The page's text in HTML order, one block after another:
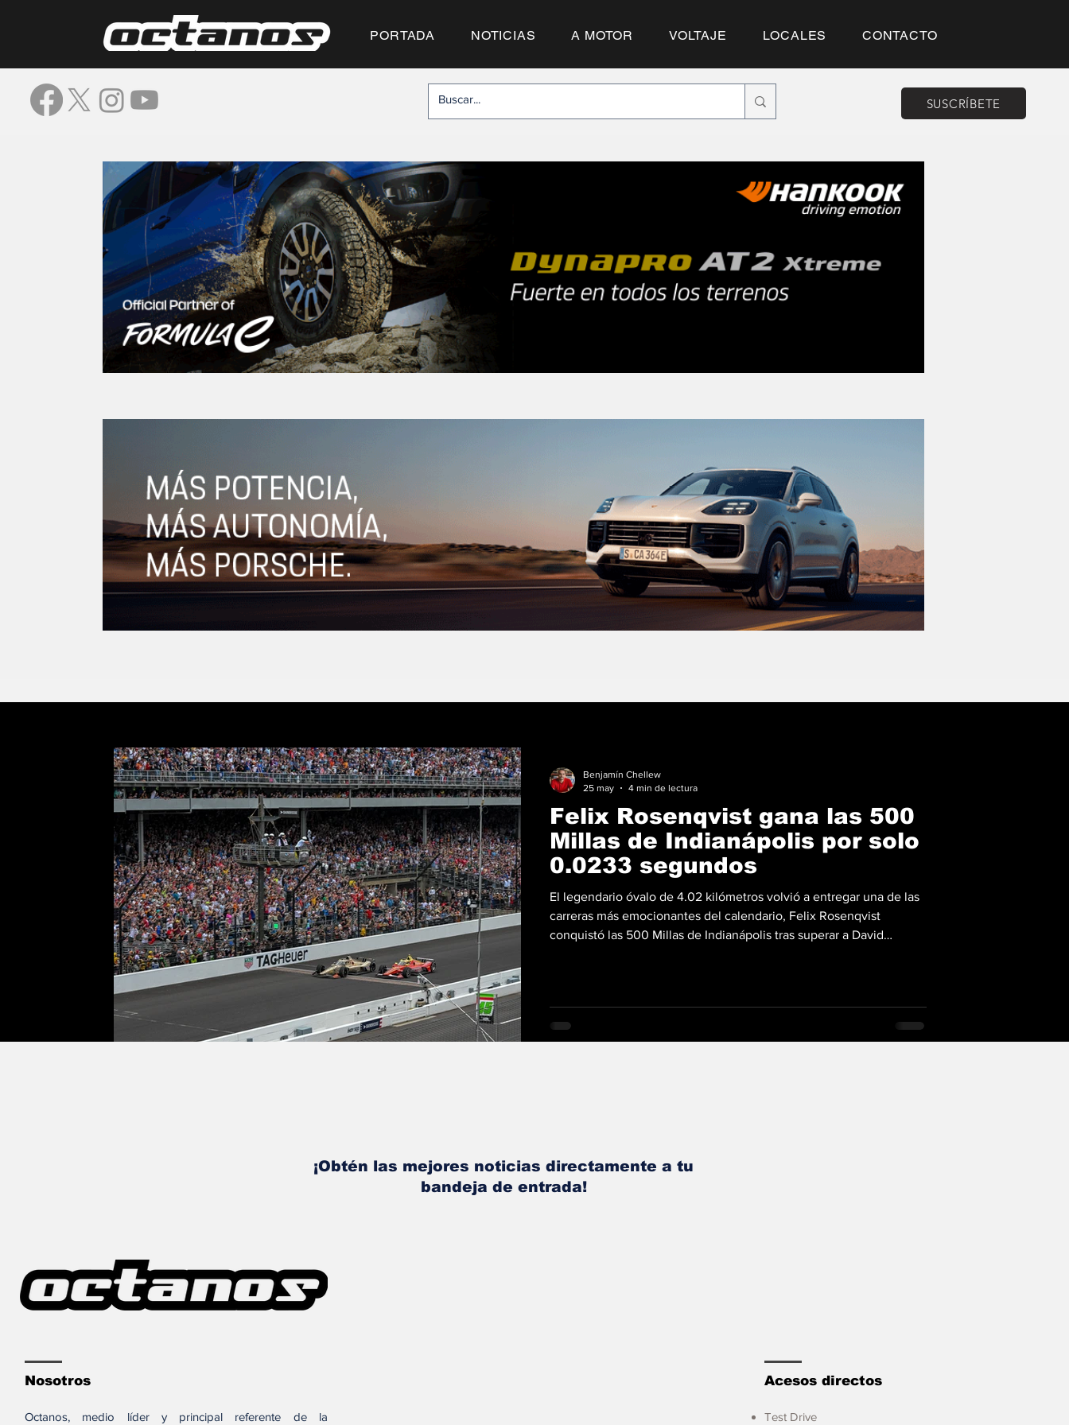
PORTADA NOTICIAS A MOTOR VOLTAJE LOCALES CONTACTO
SUSCRÍBETE
Felix Rosenqvist gana las 500
Millas de Indianápolis por solo
0.0233 segundos
El legendario óvalo de 4.02 kilómetros volvió a entregar una de las
carreras más emocionantes del calendario, Felix Rosenqvist
conquistó las 500 Millas de Indianápolis tras superar a David
Racing ejecutó una maniobra magistral en la última vuelta de la
edición 110. Al salir de la curva 4
Benjamín Chellew
25 may
4 min de lectura
¡Obtén las mejores noticias directamente a tu
bandeja de entrada!
Nosotros
Octanos, medio líder y principal referente de la
Acesos directos
Test Drive